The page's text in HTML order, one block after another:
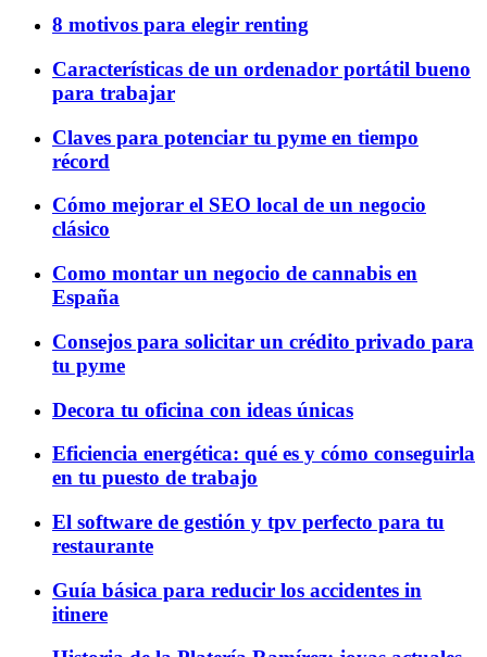
8 motivos para elegir renting
Características de un ordenador portátil bueno
para trabajar
Claves para potenciar tu pyme en tiempo
récord
Cómo mejorar el SEO local de un negocio
clásico
Como montar un negocio de cannabis en
España
Consejos para solicitar un crédito privado para
tu pyme
Decora tu oficina con ideas únicas
Eficiencia energética: qué es y cómo conseguirla
en tu puesto de trabajo
El software de gestión y tpv perfecto para tu
restaurante
Guía básica para reducir los accidentes in
itinere